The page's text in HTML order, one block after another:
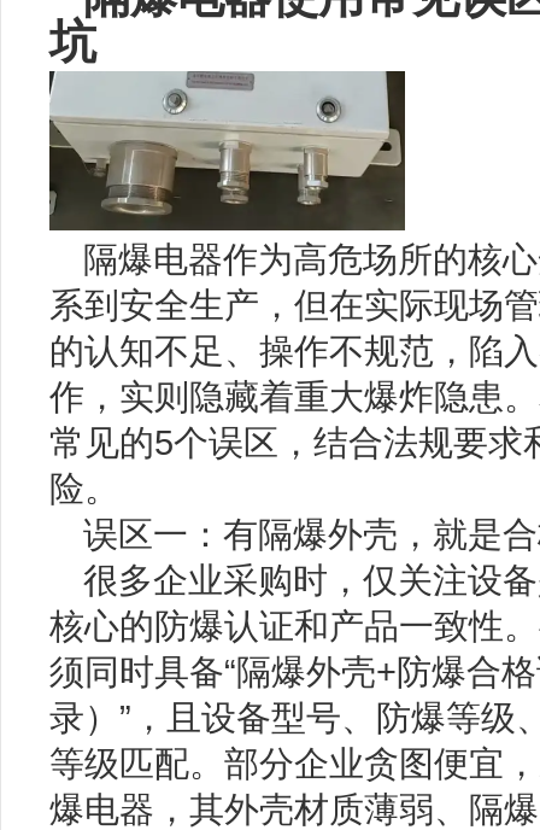
坑
隔爆电器作为高危场所的核
系到安全生产，但在实际现场
的认知不足、操作不规范，陷
作，实则隐藏着重大爆炸隐患
常见的5个误区，结合法规要
险。
误区一：有隔爆外壳，就是
很多企业采购时，仅关注设
核心的防爆认证和产品一致性
须同时具备“隔爆外壳+防爆合
录）”，且设备型号、防爆等级
等级匹配。部分企业贪图便宜
爆电器，其外壳材质薄弱、隔